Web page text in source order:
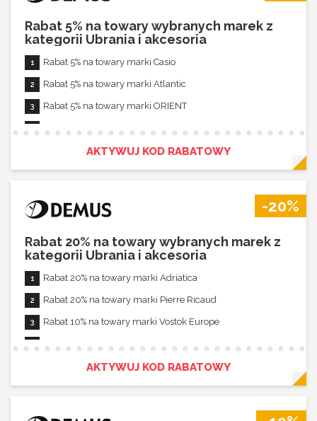
Rabat 5% na towary wybranych marek z
kategorii Ubrania i akcesoria
Rabat 5% na towary marki Casio
Rabat 5% na towary marki Atlantic
Rabat 5% na towary marki ORIENT
Rabat 5% na towary marki Seiko
Rabat 5% na towary marki Lacoste
Rabat 5% na towary marki Vostok Europe
Rabat 5% na towary marki Timberland
Rabat 5% na towary marki Sturmanskie
Rabat 5% na towary marki Pulsar
Rabat 5% na towary marki CASIO VINTAGE
Rabat 5% na towary marki G-SHOCK
Rabat 5% na towary marki BABY-G
Rabat 5% na towary marki EDIFICE
AKTYWUJ KOD RABATOWY
-20%
Rabat 20% na towary wybranych marek z
kategorii Ubrania i akcesoria
Rabat 20% na towary marki Adriatica
Rabat 20% na towary marki Pierre Ricaud
Rabat 10% na towary marki Vostok Europe
AKTYWUJ KOD RABATOWY